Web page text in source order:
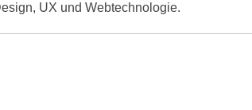
UX und Webtechnologie.